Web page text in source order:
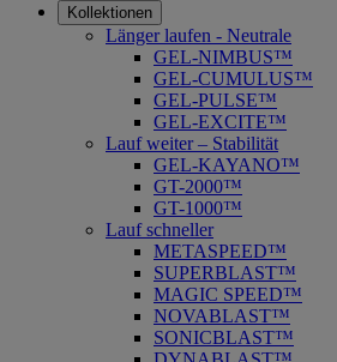
Kollektionen
Länger laufen - Neutrale
GEL-NIMBUS™
GEL-CUMULUS™
GEL-PULSE™
GEL-EXCITE™
Lauf weiter – Stabilität
GEL-KAYANO™
GT-2000™
GT-1000™
Lauf schneller
METASPEED™
SUPERBLAST™
MAGIC SPEED™
NOVABLAST™
SONICBLAST™